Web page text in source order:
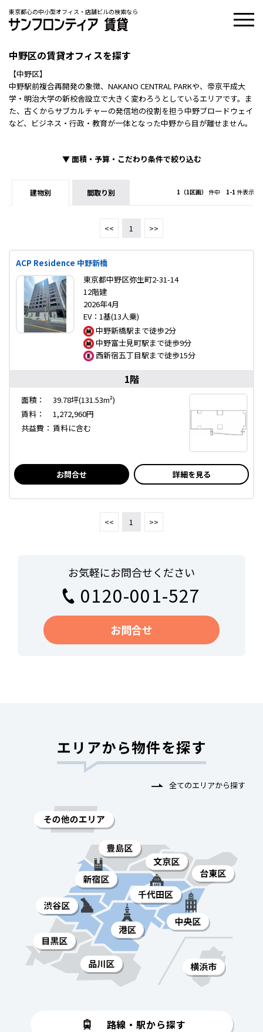
東京都心の中小型オフィス・店舗ビルの検索なら
中野区の賃貸オフィスを探す
【中野区】
中野駅前複合再開発の象徴、NAKANO CENTRAL PARKや、帝京平成大
学・明治大学の新校舎設立で大きく変わろうとしているエリアです。ま
た、古くからサブカルチャーの発信地の役割を担う中野ブロードウェイ
など、ビジネス・行政・教育が一体となった中野から目が離せません。
▼面積・予算・こだわり条件で絞り込む
建物別 間取り別 1（1区画） 件中 1-1 件表示
<< 1 >>
ACP Residence 中野新橋
東京都中野区弥生町2-31-14
12階建
2026年4月
EV：1基(13人乗)
中野新橋駅まで徒歩2分
中野富士見町駅まで徒歩9分
西新宿五丁目駅まで徒歩15分
1階
面積：
39.78坪(131.53m²)
賃料：
1,272,960円
共益費： 賃料に含む
お問合せ 詳細を見る
<< 1 >>
お気軽にお問合せください
0120-001-527
お問合せ
エリアから物件を探す
全てのエリアから探す
路線・駅から探す